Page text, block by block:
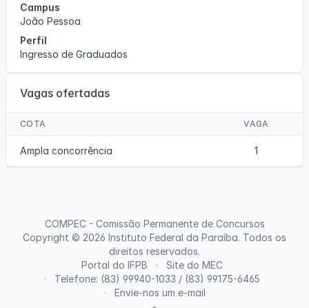
Campus
João Pessoa
Perfil
Ingresso de Graduados
Vagas ofertadas
COTA VAGA
Ampla concorrência 1
Portal do IFPB
Site do MEC
Telefone: (83) 99940-1033 / (83) 99175-6465
Envie-nos um e-mail
COMPEC - Comissão Permanente de Concursos
Copyright © 2026 Instituto Federal da Paraíba. Todos os
direitos reservados.